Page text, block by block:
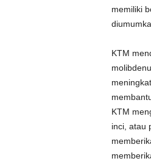
memiliki
KTM
KTM
inci, atau